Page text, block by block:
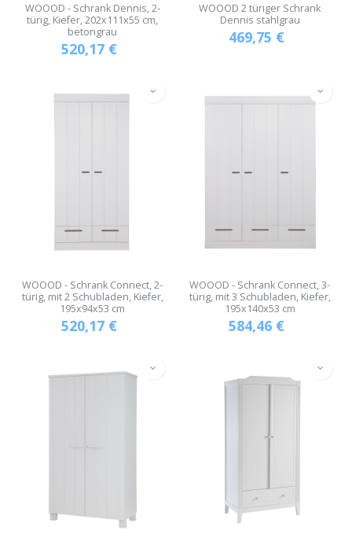
WOOOD - Schrank Dennis, 2-
türig, Kiefer, 202x111x55 cm,
betongrau
520,17 €
WOOOD 2 türiger Schrank
Dennis stahlgrau
469,75 €
WOOOD - Schrank Connect, 2-
türig, mit 2 Schubladen, Kiefer,
195x94x53 cm
520,17 €
WOOOD - Schrank Connect, 3-
türig, mit 3 Schubladen, Kiefer,
195x140x53 cm
584,46 €